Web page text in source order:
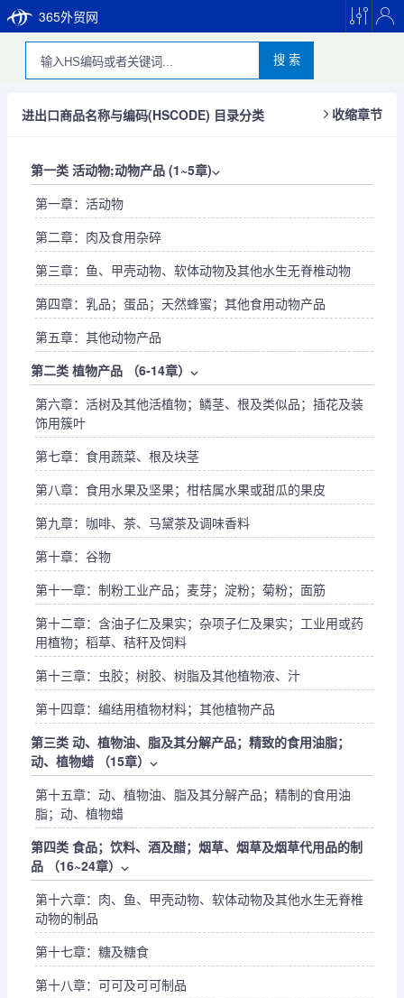
365外贸网
搜 索
进出口商品名称与编码(HSCODE) 目录分类 收缩章节
第一类 活动物;动物产品 (1~5章)⌵
第一章：活动物
第二章：肉及食用杂碎
第三章：鱼、甲壳动物、软体动物及其他水生无脊椎动物
第四章：乳品；蛋品；天然蜂蜜；其他食用动物产品
第五章：其他动物产品
第二类 植物产品 （6-14章） ⌵
第六章：活树及其他活植物；鳞茎、根及类似品；插花及装
饰用簇叶
第七章：食用蔬菜、根及块茎
第八章：食用水果及坚果；柑桔属水果或甜瓜的果皮
第九章：咖啡、茶、马黛茶及调味香料
第十章：谷物
第十一章：制粉工业产品；麦芽；淀粉；菊粉；面筋
第十二章：含油子仁及果实；杂项子仁及果实；工业用或药
用植物；稻草、秸秆及饲料
第十三章：虫胶；树胶、树脂及其他植物液、汁
第十四章：编结用植物材料；其他植物产品
第三类 动、植物油、脂及其分解产品；精致的食用油脂；
动、植物蜡 （15章） ⌵
第十五章：动、植物油、脂及其分解产品；精制的食用油
脂；动、植物蜡
第四类 食品；饮料、酒及醋；烟草、烟草及烟草代用品的制
品 （16~24章） ⌵
第十六章：肉、鱼、甲壳动物、软体动物及其他水生无脊椎
动物的制品
第十七章：糖及糖食
第十八章：可可及可可制品